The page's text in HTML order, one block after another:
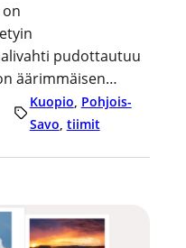
pudottautuu
äärimmäisen…
Kuopio, Pohjois-
Savo, tiimit